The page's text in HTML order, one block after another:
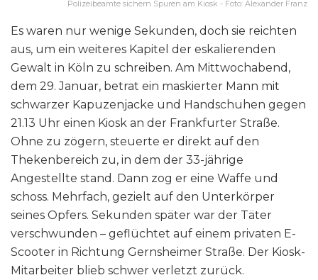
Polizeibeamte sichern Spuren am Kiosk - Foto: Alexander Franz
Es waren nur wenige Sekunden, doch sie reichten
aus, um ein weiteres Kapitel der eskalierenden
Gewalt in Köln zu schreiben. Am Mittwochabend,
dem 29. Januar, betrat ein maskierter Mann mit
schwarzer Kapuzenjacke und Handschuhen gegen
21.13 Uhr einen Kiosk an der Frankfurter Straße.
Ohne zu zögern, steuerte er direkt auf den
Thekenbereich zu, in dem der 33-jährige
Angestellte stand. Dann zog er eine Waffe und
schoss. Mehrfach, gezielt auf den Unterkörper
seines Opfers. Sekunden später war der Täter
verschwunden – geflüchtet auf einem privaten E-
Scooter in Richtung Gernsheimer Straße. Der Kiosk-
Mitarbeiter blieb schwer verletzt zurück.